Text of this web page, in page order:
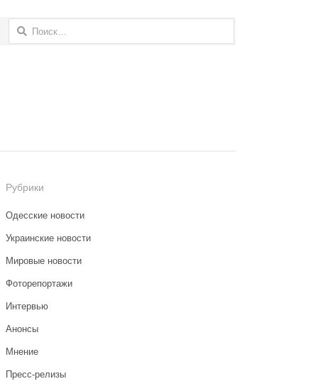
Найти:
Рубрики
Одесские новости
Украинские новости
Мировые новости
Фоторепортажи
Интервью
Анонсы
Мнение
Пресс-релизы